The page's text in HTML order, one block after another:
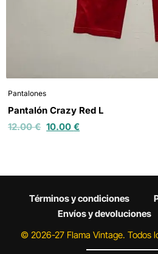
Pantalones
Pantalón Crazy Red L
12.00€ 10.00€
Términos y condiciones
Envíos y devoluciones
© 2026-27 Flama Vintage. Todos